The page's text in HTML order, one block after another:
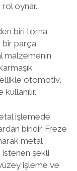
rol oynar.
biri torna
bir parça
malzemenin
otomotiv,
işlemede
biridir. Freze
metal
istenen şekli
işleme ve